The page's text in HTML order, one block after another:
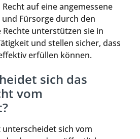
auf eine angemessene
Fürsorge durch den
unterstützen sie in
und stellen sicher, dass
erfüllen können.
sich das
vom
sich vom